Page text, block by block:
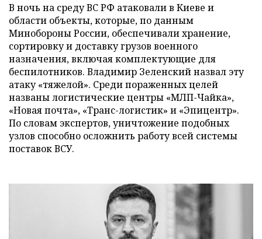
В ночь на среду ВС РФ атаковали в Киеве и
области объекты, которые, по данным
Минобороны России, обеспечивали хранение,
сортировку и доставку грузов военного
назначения, включая комплектующие для
беспилотников. Владимир Зеленский назвал эту
атаку «тяжелой». Среди пораженных целей
названы логистические центры «МЛП-Чайка»,
«Новая почта», «Транс-логистик» и «Эпицентр».
По словам экспертов, уничтожение подобных
узлов способно осложнить работу всей системы
поставок ВСУ.